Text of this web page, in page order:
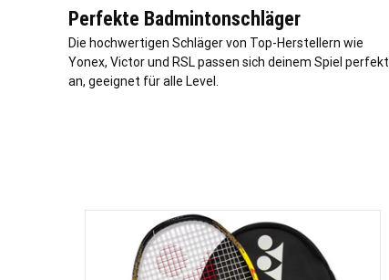
Perfekte Badmintonschläger
Die hochwertigen Schläger von Top-Herstellern wie
Yonex, Victor und RSL passen sich deinem Spiel perfekt
an, geeignet für alle Level.